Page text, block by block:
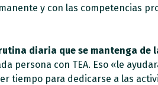
y con las competencias
diaria que se mantenga de
persona con TEA. Eso «le
tiempo para dedicarse a las